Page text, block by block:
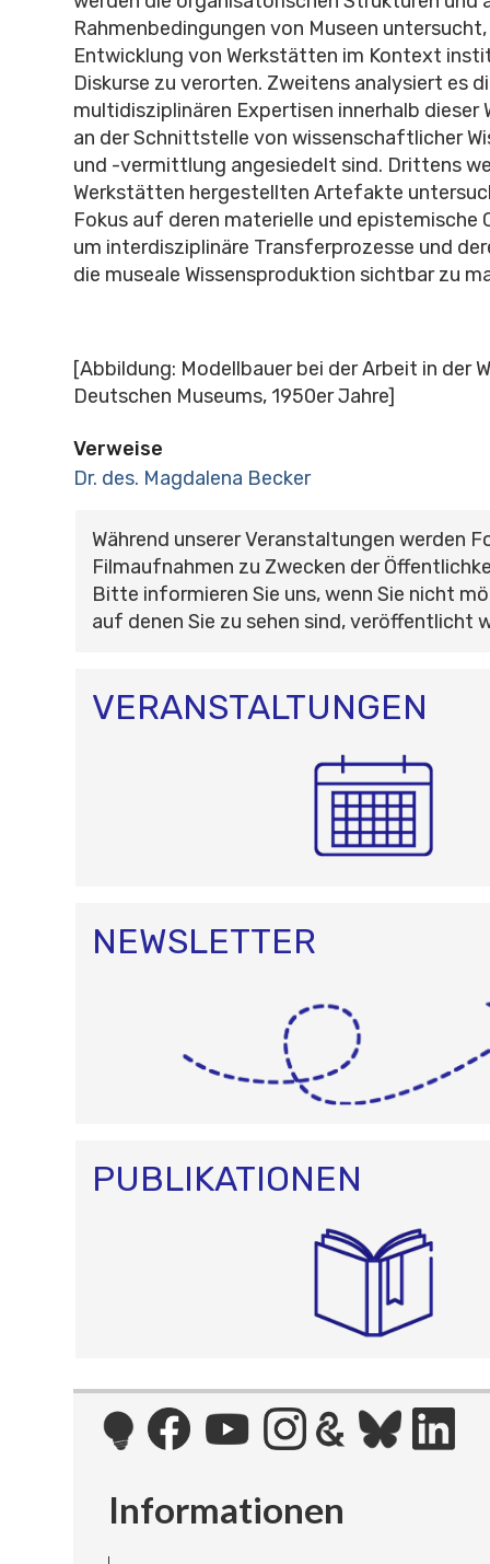
Rahmenbedingungen von Museen
Entwicklung von Werkstätten im Kontext
Diskurse zu verorten. Zweitens analysiert es
multidisziplinären Expertisen innerhalb dieser
an der Schnittstelle von wissenschaftlicher
und -vermittlung angesiedelt sind. Drittens
Werkstätten hergestellten Artefakte
Fokus auf deren materielle und epistemische
um interdisziplinäre Transferprozesse und
die museale Wissensproduktion sichtbar zu
[Abbildung: Modellbauer bei der Arbeit in der
Deutschen Museums, 1950er Jahre]
Verweise
Dr. des. Magdalena Becker
Während unserer Veranstaltungen werden
Filmaufnahmen zu Zwecken der
Bitte informieren Sie uns, wenn Sie nicht
auf denen Sie zu sehen sind, veröffentlicht
VERANSTALTUNGEN
NEWSLETTER
PUBLIKATIONEN
Informationen